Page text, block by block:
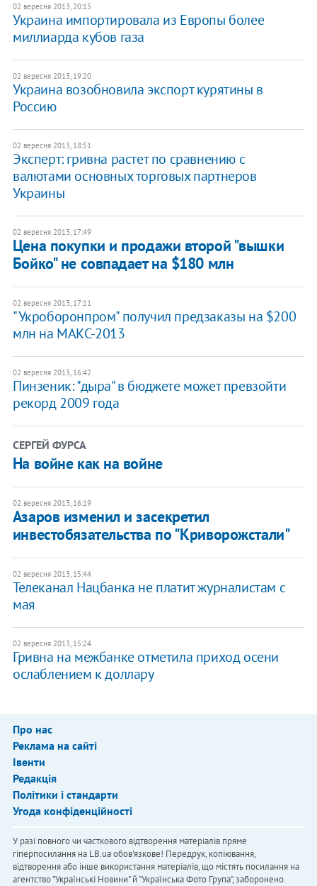
02 вересня 2013, 20:15
Украина импортировала из Европы более
миллиарда кубов газа
02 вересня 2013, 19:20
Украина возобновила экспорт курятины в
Россию
02 вересня 2013, 18:51
Эксперт: гривна растет по сравнению с
валютами основных торговых партнеров
Украины
02 вересня 2013, 17:49
Цена покупки и продажи второй "вышки
Бойко" не совпадает на $180 млн
02 вересня 2013, 17:11
"Укроборонпром" получил предзаказы на $200
млн на МАКС-2013
02 вересня 2013, 16:42
Пинзеник: "дыра" в бюджете может превзойти
рекорд 2009 года
СЕРГЕЙ ФУРСА
На войне как на войне
02 вересня 2013, 16:19
Азаров изменил и засекретил
инвестобязательства по "Криворожстали"
02 вересня 2013, 15:44
Телеканал Нацбанка не платит журналистам с
мая
02 вересня 2013, 15:24
Гривна на межбанке отметила приход осени
ослаблением к доллару
Про нас
Реклама на сайті
Івенти
Редакція
Політики і стандарти
Угода конфіденційності
У разі повного чи часткового відтворення матеріалів пряме
гіперпосилання на LB.ua обов'язкове! Передрук, копіювання,
відтворення або інше використання матеріалів, що містять посилання на
агентство "Українськi Новини" й "Українська Фото Група", заборонено.